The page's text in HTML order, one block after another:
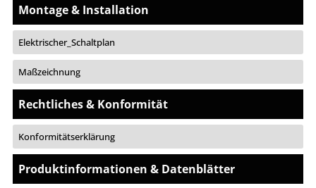
Montage & Installation
Elektrischer_Schaltplan
Maßzeichnung
Rechtliches & Konformität
Konformitätserklärung
Produktinformationen & Datenblätter